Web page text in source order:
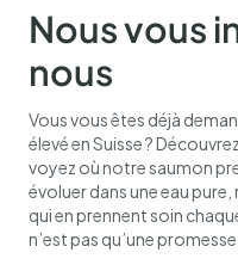
Nous vous
nous
Vous vous êtes déjà
élevé en Suisse ?
voyez où notre saumon
évoluer dans une eau
qui en prennent soin
n’est pas qu’une